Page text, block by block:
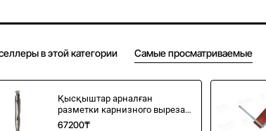
в этой категории Самые просматриваемые
Қысқыштар арналған
разметки карнизного выреза
"Мысик"
67200₸